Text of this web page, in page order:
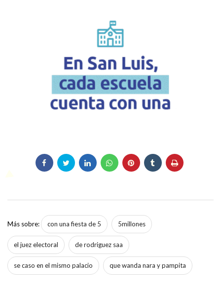
Más sobre: con una fiesta de 5 5millones
el juez electoral de rodriguez saa
se caso en el mismo palacio que wanda nara y pampita